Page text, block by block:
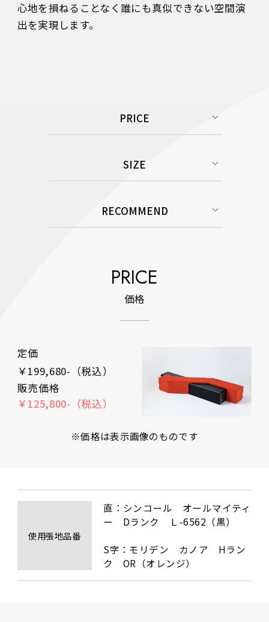
心地を損ねることなく誰にも真似できない空間演
出を実現します。
PRICE
SIZE
RECOMMEND
PRICE
価格
定価
￥199,680-（税込）
販売価格
￥125,800-（税込）
※価格は表示画像のものです
使用張地品番
直：シンコール　オールマイティ
ー　Dランク　Ｌ-6562（黒）
S字：モリデン　カノア　Hラン
ク　OR（オレンジ）